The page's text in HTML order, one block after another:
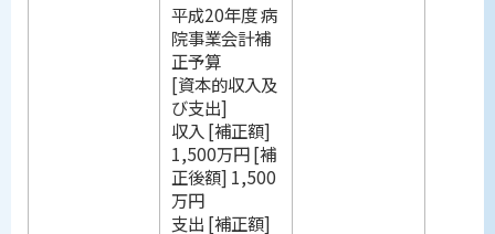
平成20年度 病
院事業会計補
正予算
[資本的収入及
び支出]
収入 [補正額]
1,500万円 [補
正後額] 1,500
万円
支出 [補正額]